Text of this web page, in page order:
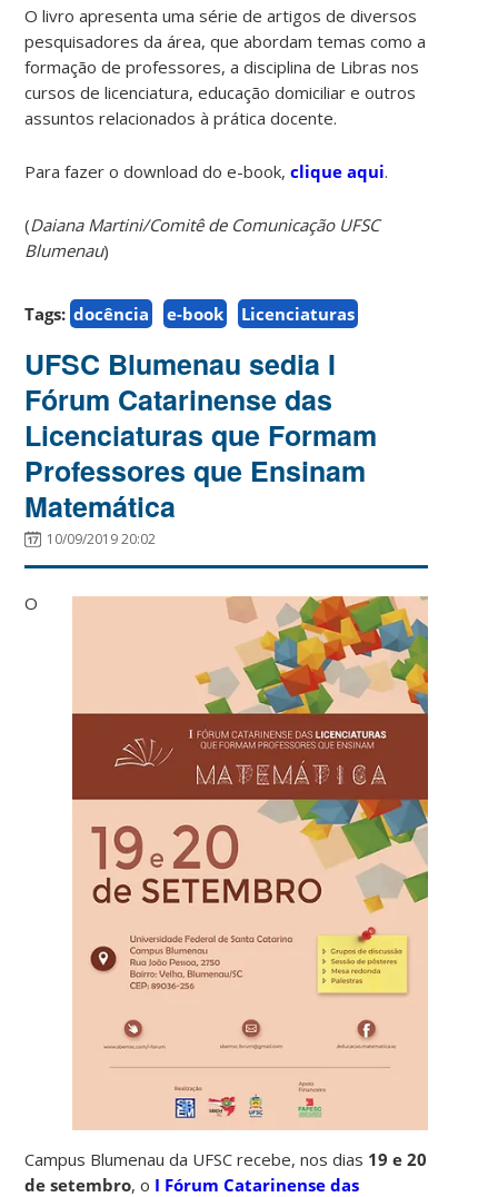
O livro apresenta uma série de artigos de diversos
pesquisadores da área, que abordam temas como a
formação de professores, a disciplina de Libras nos
cursos de licenciatura, educação domiciliar e outros
assuntos relacionados à prática docente.
Para fazer o download do e-book,clique aqui.
(Daiana Martini/Comitê de Comunicação UFSC
Blumenau)
Tags: docência e-book Licenciaturas
UFSC Blumenau sedia I
Fórum Catarinense das
Licenciaturas que Formam
Professores que Ensinam
Matemática
10/09/2019 20:02
O
Campus Blumenau da UFSC recebe, nos dias 19 e 20
de setembro, o I Fórum Catarinense das